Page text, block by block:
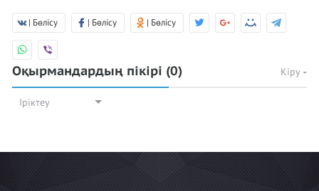
| Бөлісу | Бөлісу | Бөлісу
Оқырмандардың пікірі (0) Кіру
Іріктеу